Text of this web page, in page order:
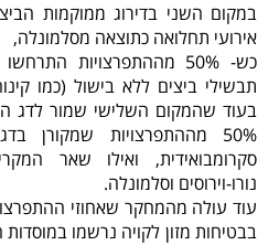
אירועי תחלואה כתוצאה מסלמונלה,
כש- 50% מההתפרצויות
תבשילי ביצים ללא בישול (כמו
בעוד שהמקום השלישי שמור לדג
50% מההתפרצויות
סקרומבואידית, ואילו שאר
נורו-וירוסים וסלמונלה.
עוד עולה מהמחקר שאחוזי
בבטיחות מזון לקויה נרשמו